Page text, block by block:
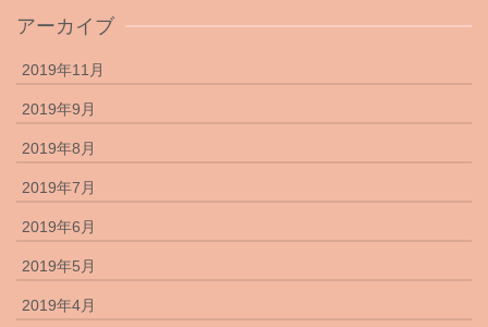
アーカイブ
2019年11月
2019年9月
2019年8月
2019年7月
2019年6月
2019年5月
2019年4月